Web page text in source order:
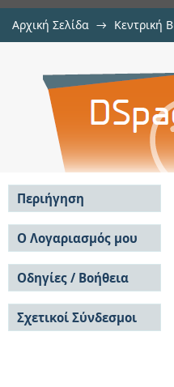
Αρχική Σελίδα → Κεντρική
Περιήγηση
Σε όλο το DSpace
Κοινότητες & Συλλογές
Ανά Ημερομηνία
Έκδοσης
Συγγραφείς
Τίτλοι
Θέματα
Ο Λογαριασμός μου
Σύνδεση
Εγγραφή
Οδηγίες / Βοήθεια
Οδηγίες Υποβολής
Οδηγίες Χρήσης ΙΑ
Συχνές Ερωτήσεις
Σχετικοί Σύνδεσμοι